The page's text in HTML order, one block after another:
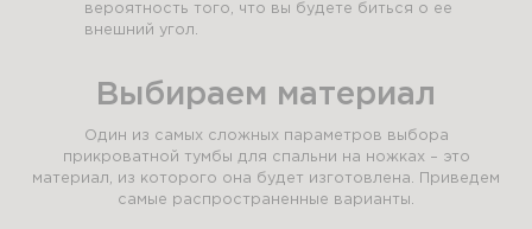
вероятность того, что вы будете биться о ее
внешний угол.
Выбираем материал
Один из самых сложных параметров выбора
прикроватной тумбы для спальни на ножках – это
материал, из которого она будет изготовлена. Приведем
самые распространенные варианты.